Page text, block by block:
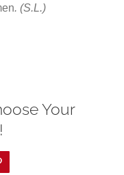
. (S.L.)
Your